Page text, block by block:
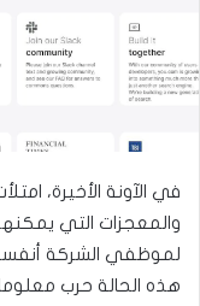
لموظفي الشركة
هذه الحالة حرب